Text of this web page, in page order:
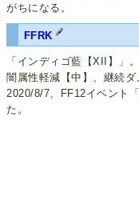
がちになる。
FFRK
「インディゴ藍【XII】」
闇属性軽減【中】、継続ダ
2020/8/7、FF12イベント
た。